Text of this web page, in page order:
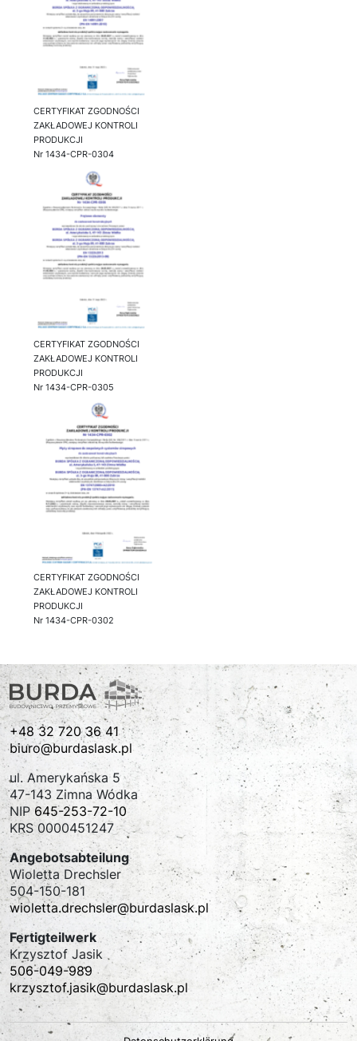
CERTYFIKAT ZGODNOŚCI
ZAKŁADOWEJ KONTROLI
PRODUKCJI
Nr 1434-CPR-0304
CERTYFIKAT ZGODNOŚCI
ZAKŁADOWEJ KONTROLI
PRODUKCJI
Nr 1434-CPR-0305
CERTYFIKAT ZGODNOŚCI
ZAKŁADOWEJ KONTROLI
PRODUKCJI
Nr 1434-CPR-0302
+48 32 720 36 41
biuro@burdaslask.pl
ul. Amerykańska 5
47-143 Zimna Wódka
NIP 645-253-72-10
KRS 0000451247
Angebotsabteilung
Wioletta Drechsler
504-150-181
wioletta.drechsler@burdaslask.pl
Fertigteilwerk
Krzysztof Jasik
506-049-989
krzysztof.jasik@burdaslask.pl